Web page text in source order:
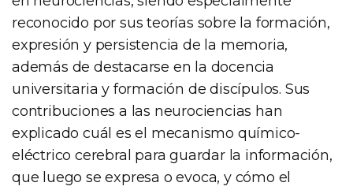
reconocido por sus teorías sobre la formación,
expresión y persistencia de la memoria,
además de destacarse en la docencia
universitaria y formación de discípulos. Sus
contribuciones a las neurociencias han
explicado cuál es el mecanismo químico-
eléctrico cerebral para guardar la información,
que luego se expresa o evoca, y cómo el